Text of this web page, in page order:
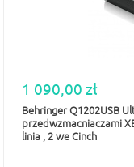
1 090,00 zł
Behringer Q1202USB
przedwzmacniaczami
linia , 2 we Cinch